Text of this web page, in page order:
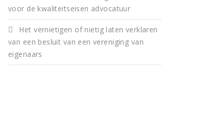
voor de kwaliteitseisen advocatuur
Het vernietigen of nietig laten verklaren
van een besluit van een vereniging van
eigenaars